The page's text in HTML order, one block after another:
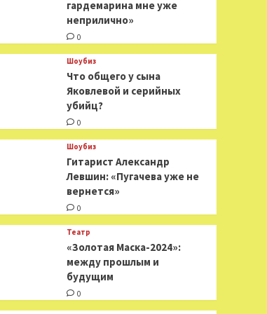
гардемарина мне уже
неприлично»
0
Шоубиз
Что общего у сына
Яковлевой и серийных
убийц?
0
Шоубиз
Гитарист Александр
Левшин: «Пугачева уже не
вернется»
0
Театр
«Золотая Маска-2024»:
между прошлым и
будущим
0